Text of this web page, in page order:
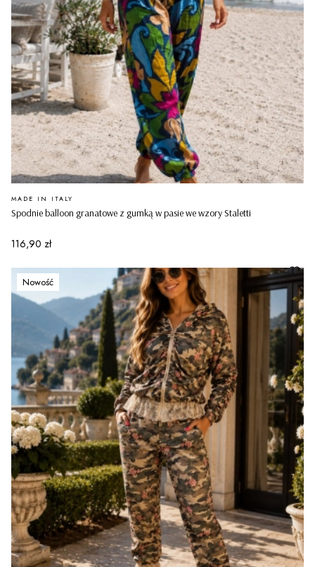
Spodnie balloon granatowe z gumką w pasie we wzory Staletti
PRODUCENT
MADE IN ITALY
Cena
116,90 zł
Nowość